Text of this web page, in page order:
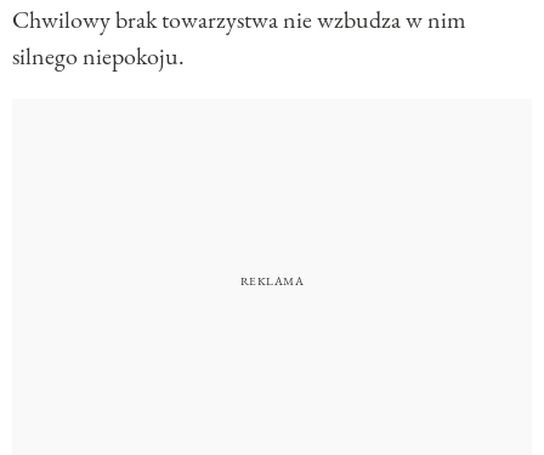
Chwilowy brak towarzystwa nie wzbudza w nim
silnego niepokoju.